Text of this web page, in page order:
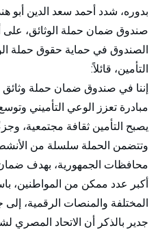
بدوره، شدد أحمد سعد الدين أبو
صندوق ضمان حملة الوثائق، على
الصندوق في حماية حقوق حملة
التأمين، قائلاً:
إننا في صندوق ضمان حملة
مبادرة تعزز الوعي التأميني
يصبح التأمين ثقافة مجتمعية،
وتتضمن الحملة سلسلة من
محافظات الجمهورية، بهدف
أكبر عدد ممكن من المواطنين،
المختلفة والمنصات الرقمية، إلى
جدير بالذكر أن الاتحاد المصري